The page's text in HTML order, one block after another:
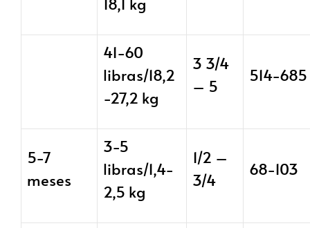
41-60
libras/18,2
-27,2 kg
3 3/4
– 5
514-685
5-7
meses
3-5
libras/1,4-
2,5 kg
1/2 –
3/4
68-103